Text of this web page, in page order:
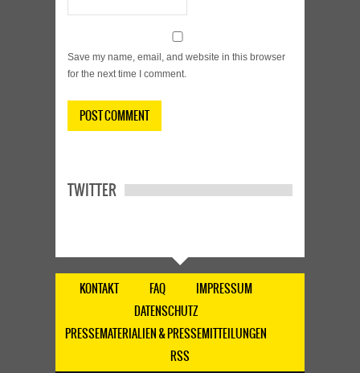
Save my name, email, and website in this browser
for the next time I comment.
TWITTER
KONTAKT FAQ
IMPRESSUM
DATENSCHUTZ
PRESSEMATERIALIEN & PRESSEMITTEILUNGEN
RSS